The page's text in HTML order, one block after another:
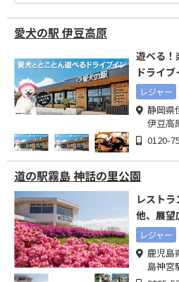
愛犬の駅 伊豆高原
遊べる！
ドライブ
レジャー
静岡県
伊豆高
0120-
道の駅霧島 神話の里公園
レスト
他、展望
いです
レジャー
鹿児島
島神宮